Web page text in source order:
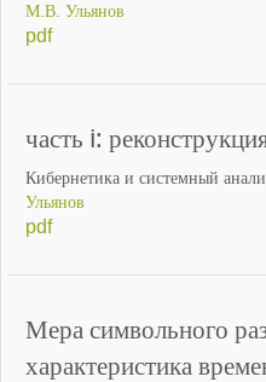
М.В. Ульянов
pdf
часть i:
Кибернетика и системный
Ульянов
pdf
Мера символьного
характеристика